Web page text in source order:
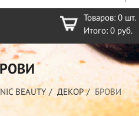
Товаров: 0 шт.
Итого: 0 руб.
BEAUTY ДЕКОР БРОВИ